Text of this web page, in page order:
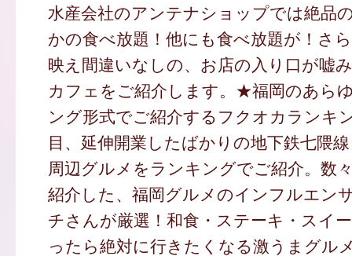
水産会社のアンテナショップでは絶品
かの食べ放題！他にも食べ放題が！さ
映え間違いなしの、お店の入り口が嘘
カフェをご紹介します。★福岡のあら
ング形式でご紹介するフクオカランキ
目、延伸開業したばかりの地下鉄七隈
周辺グルメをランキングでご紹介。数
紹介した、福岡グルメのインフルエン
チさんが厳選！和食・ステーキ・スイ
ったら絶対に行きたくなる激うまグル